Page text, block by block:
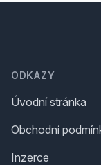
ODKAZY
Úvodní stránka
Obchodní
Inzerce